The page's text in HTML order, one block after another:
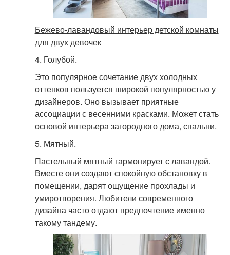
Бежево-лавандовый интерьер детской комнаты
для двух девочек
4. Голубой.
Это популярное сочетание двух холодных
оттенков пользуется широкой популярностью у
дизайнеров. Оно вызывает приятные
ассоциации с весенними красками. Может стать
основой интерьера загородного дома, спальни.
5. Мятный.
Пастельный мятный гармонирует с лавандой.
Вместе они создают спокойную обстановку в
помещении, дарят ощущение прохлады и
умиротворения. Любители современного
дизайна часто отдают предпочтение именно
такому тандему.